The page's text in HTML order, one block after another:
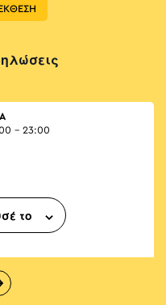
ΕΚΘΕΣΗ
- 23:00
το